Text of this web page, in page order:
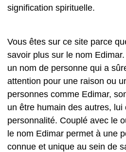
signification spirituelle.
Vous êtes sur ce site parce
savoir plus sur le nom
un nom de personne qui a
attention pour une raison ou
personnes comme Edimar,
un être humain des autres, lui
personnalité. Couplé avec le
le nom Edimar permet à une
connue et unique au sein de